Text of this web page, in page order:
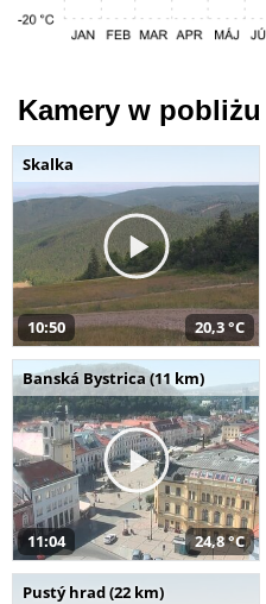
Kamery w pobliżu
Skalka
10:50 20,3 °C
Banská Bystrica (11 km)
11:04 24,8 °C
Pustý hrad (22 km)